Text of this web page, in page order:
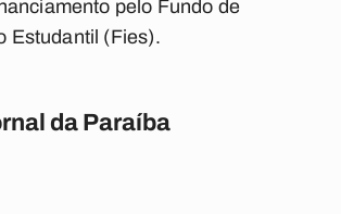
pelo Fundo de
Estudantil (Fies).
da Paraíba